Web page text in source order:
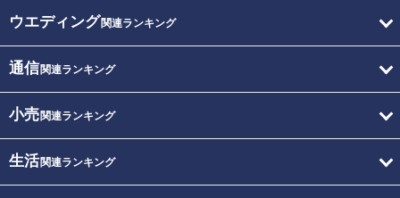
ウエディング関連ランキング
通信関連ランキング
小売関連ランキング
生活関連ランキング